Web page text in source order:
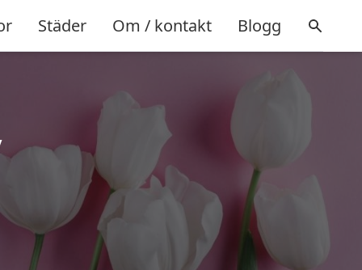
Städer Om / kontakt Blogg